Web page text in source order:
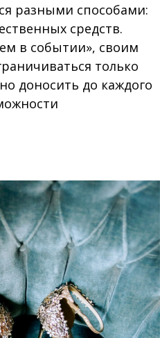
разными способами:
средств.
в событии», своим
только
доносить до каждого